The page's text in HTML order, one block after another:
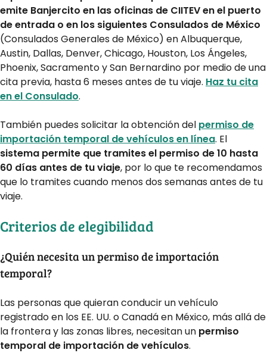
emite Banjercito en las oficinas de CIITEV en el puerto
de entrada o en los siguientes Consulados de México
(Consulados Generales de México) en Albuquerque,
Austin, Dallas, Denver, Chicago, Houston, Los Ángeles,
Phoenix, Sacramento y San Bernardino por medio de una
cita previa, hasta 6 meses antes de tu viaje. Haz tu cita
en el Consulado.
También puedes solicitar la obtención del permiso de
importación temporal de vehículos en línea. El
sistema permite que tramites el permiso de 10 hasta
60 días antes de tu viaje, por lo que te recomendamos
que lo tramites cuando menos dos semanas antes de tu
viaje.
Criterios de elegibilidad
¿Quién necesita un permiso de importación
temporal?
Las personas que quieran conducir un vehículo
registrado en los EE. UU. o Canadá en México, más allá de
la frontera y las zonas libres, necesitan un permiso
temporal de importación de vehículos.